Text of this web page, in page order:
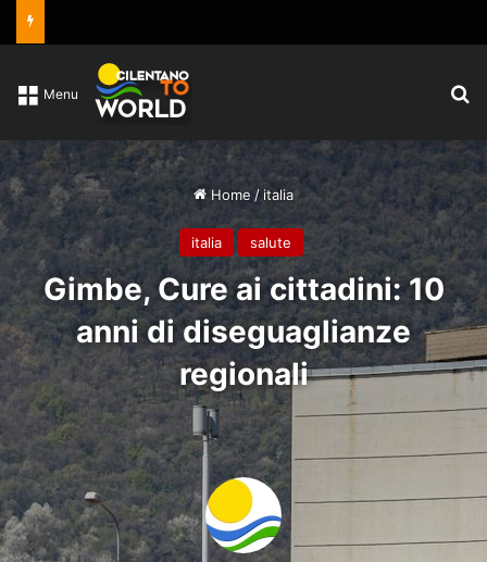
Menu
Home / italia
italia salute
Gimbe, Cure ai cittadini: 10
anni di diseguaglianze
regionali